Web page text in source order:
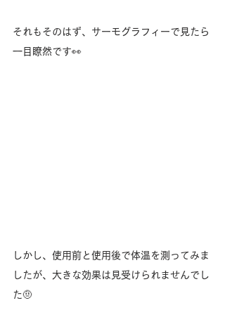
それもそのはず、サーモグラフィーで見たら
一目瞭然です👀
しかし、使用前と使用後で体温を測ってみま
したが、大きな効果は見受けられませんでし
た🤨